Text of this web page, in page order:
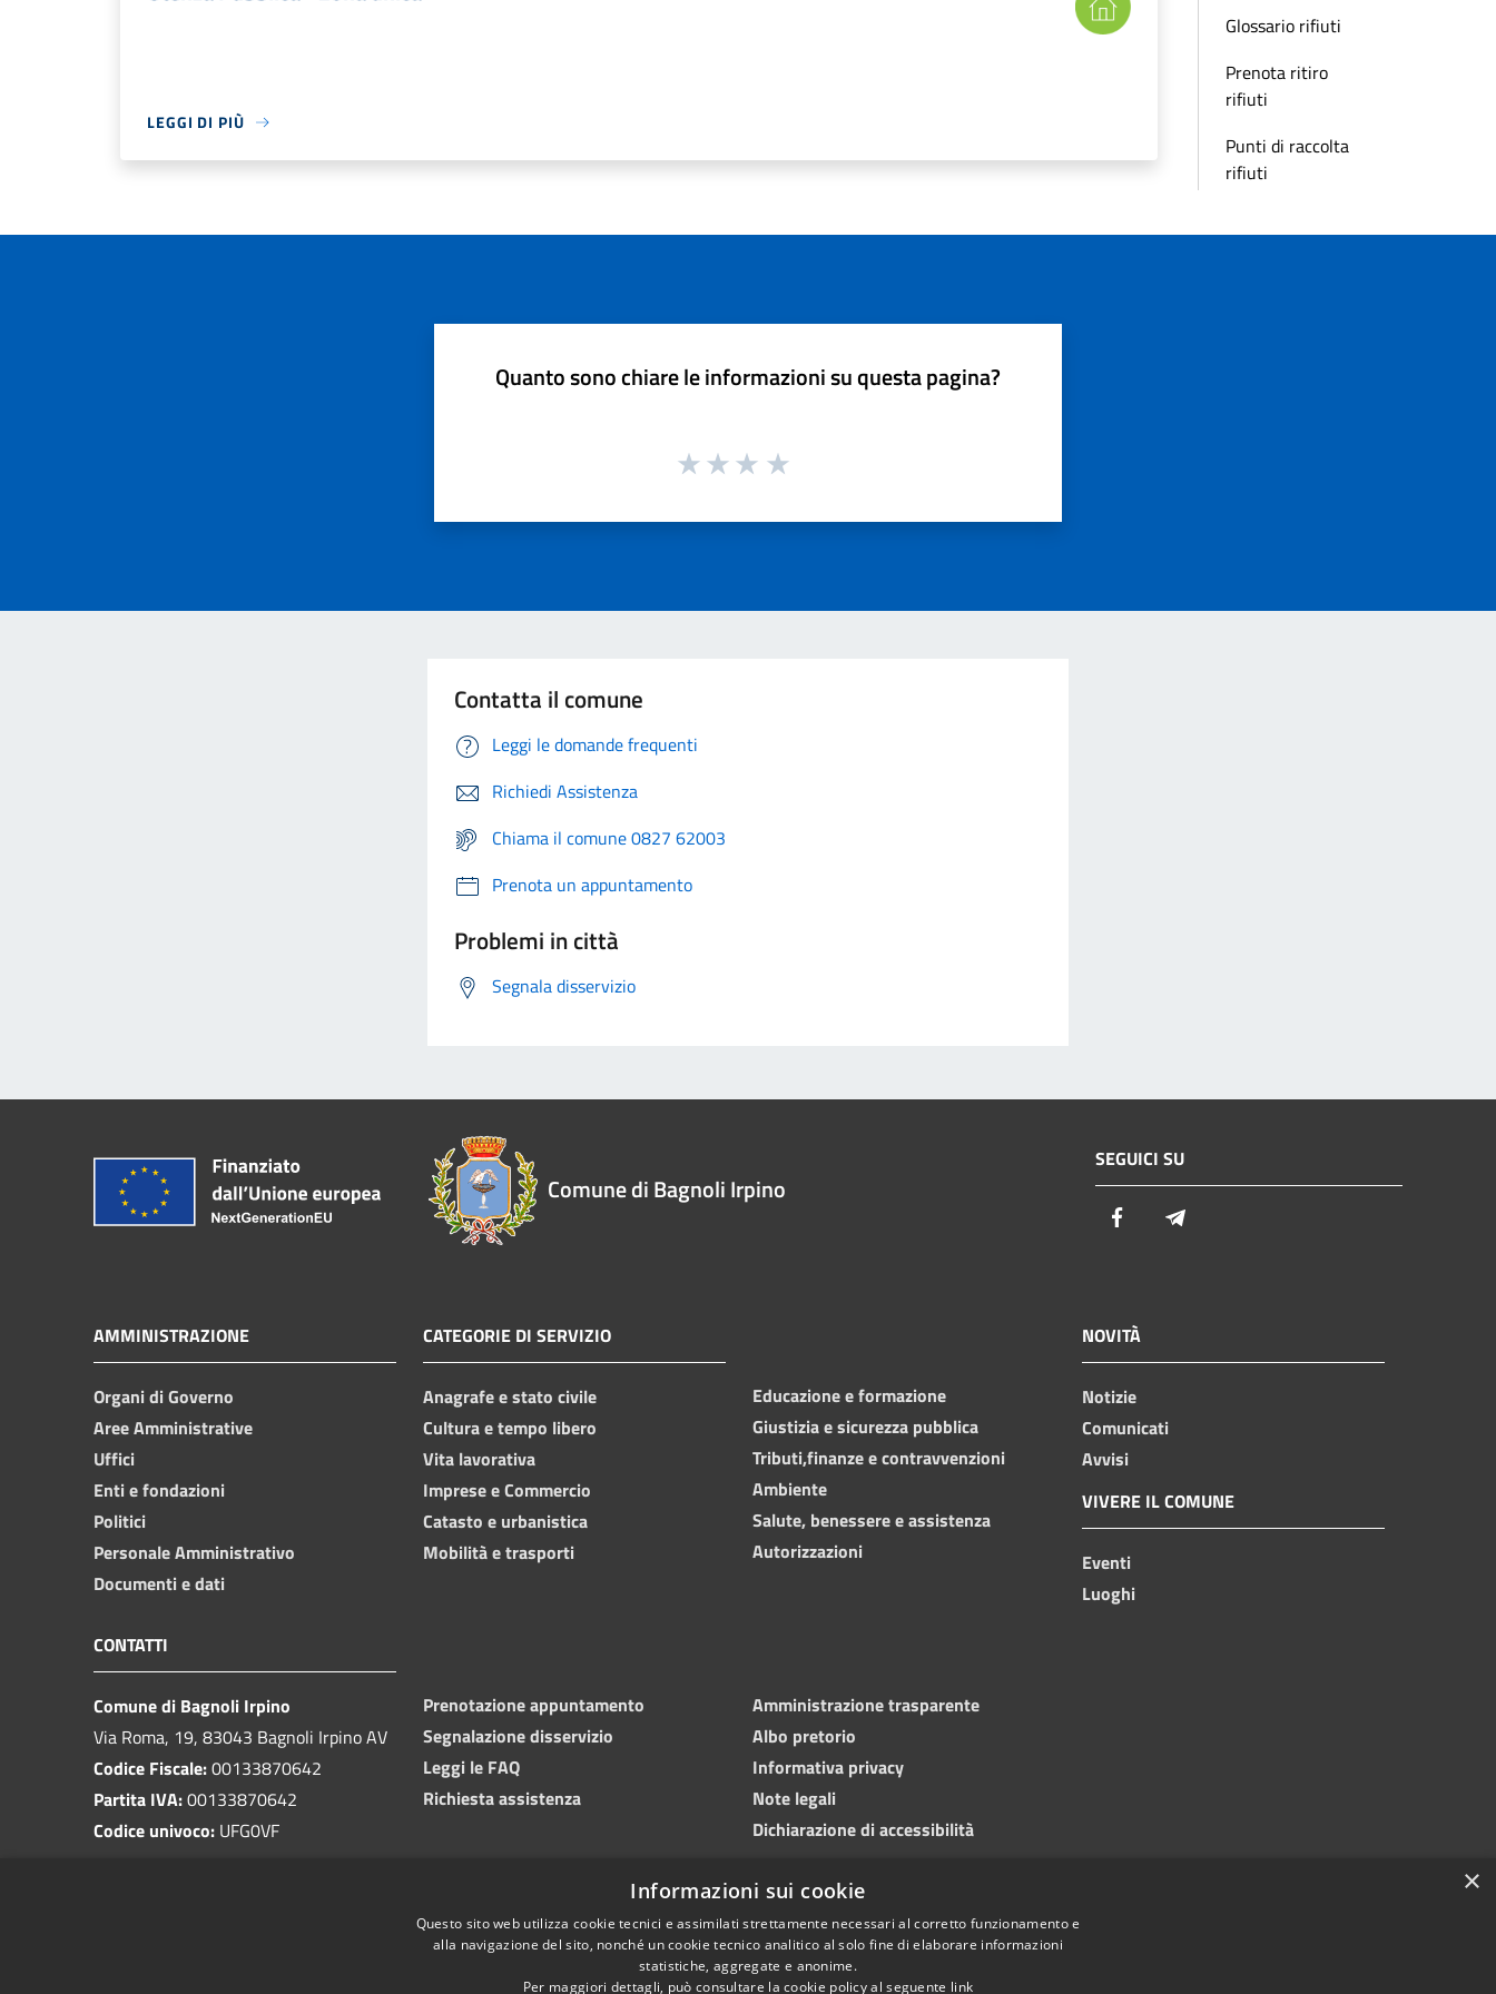
LEGGI DI PIÙ
Glossario rifiuti
Prenota ritiro
rifiuti
Punti di raccolta
rifiuti
Quanto sono chiare le informazioni su questa pagina?
Contatta il comune
Leggi le domande frequenti
Richiedi Assistenza
Chiama il comune 0827 62003
Prenota un appuntamento
Problemi in città
Segnala disservizio
Comune di Bagnoli Irpino
SEGUICI SU
Facebook
AMMINISTRAZIONE
Organi di Governo
Aree Amministrative
Uffici
Enti e fondazioni
Politici
Personale Amministrativo
Documenti e dati
CATEGORIE DI SERVIZIO
Anagrafe e stato civile
Cultura e tempo libero
Vita lavorativa
Imprese e Commercio
Catasto e urbanistica
Mobilità e trasporti
Educazione e formazione
Giustizia e sicurezza pubblica
Tributi,finanze e contravvenzioni
Ambiente
Salute, benessere e assistenza
Autorizzazioni
NOVITÀ
Notizie
Comunicati
Avvisi
VIVERE IL COMUNE
Eventi
Luoghi
CONTATTI
Comune di Bagnoli Irpino
Via Roma, 19, 83043 Bagnoli Irpino AV
Codice Fiscale:00133870642
Partita IVA:00133870642
Codice univoco: UFG0VF
Prenotazione appuntamento
Segnalazione disservizio
Leggi le FAQ
Richiesta assistenza
Amministrazione trasparente
Albo pretorio
Informativa privacy
Note legali
Dichiarazione di accessibilità
×
Informazioni sui cookie
Questo sito web utilizza cookie tecnici e assimilati strettamente necessari al corretto funzionamento e
alla navigazione del sito, nonché un cookie tecnico analitico al solo fine di elaborare informazioni
statistiche, aggregate e anonime.
Per maggiori dettagli, può consultare la cookie policy al seguente link